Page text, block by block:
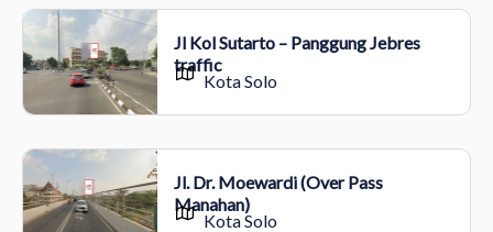
Jl Kol Sutarto – Panggung Jebres
traffic
Kota Solo
Jl. Dr. Moewardi (Over Pass
Manahan)
Kota Solo